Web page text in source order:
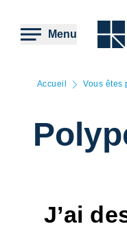
contenu
principal
Menu
Accueil Vous êtes
J’ai